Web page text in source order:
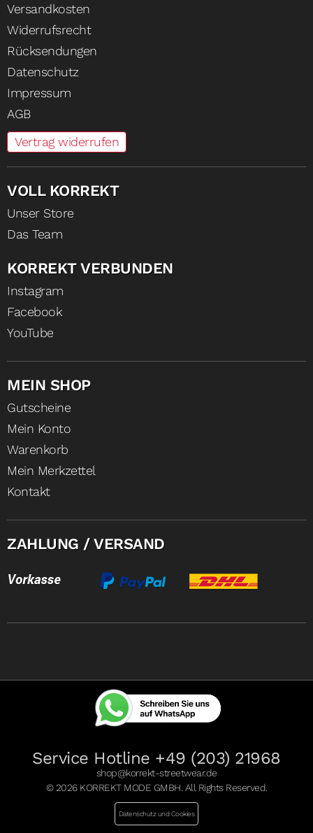
Versandkosten
Widerrufsrecht
Rücksendungen
Datenschutz
Impressum
AGB
Vertrag widerrufen
VOLL KORREKT
Unser Store
Das Team
KORREKT VERBUNDEN
Instagram
Facebook
YouTube
MEIN SHOP
Gutscheine
Mein Konto
Warenkorb
Mein Merkzettel
Kontakt
ZAHLUNG / VERSAND
Service Hotline +49 (203) 21968
shop@korrekt-streetwear.de
© 2026 KORREKT MODE GMBH. All Rights Reserved.
Datenschutz und Cookies